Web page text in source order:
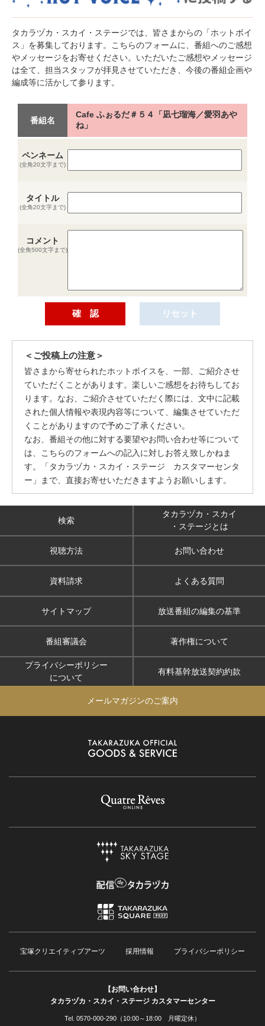
タカラヅカ・スカイ・ステージでは、皆さまからの「ホットボイ
ス」を募集しております。こちらのフォームに、番組へのご感想
やメッセージをお寄せください。いただいたご感想やメッセージ
は全て、担当スタッフが拝見させていただき、今後の番組企画や
編成等に活かして参ります。
番組名
Cafe ふぉるだ＃５４「凪七瑠海／愛羽あや
ね」
ペンネーム
(全角20文字まで)
タイトル
(全角20文字まで)
コメント
(全角500文字まで)
＜ご投稿上の注意＞
皆さまから寄せられたホットボイスを、一部、ご紹介させ
ていただくことがあります。楽しいご感想をお待ちしてお
ります。なお、ご紹介させていただく際には、文中に記載
された個人情報や表現内容等について、編集させていただ
くことがありますので予めご了承ください。
なお、番組その他に対する要望やお問い合わせ等について
は、こちらのフォームへの記入に対しお答え致しかねま
す。「タカラヅカ・スカイ・ステージ カスタマーセンタ
ー」まで、直接お寄せいただきますようお願いします。
検索
タカラヅカ・スカイ
・ステージとは
視聴方法 お問い合わせ
資料請求 よくある質問
サイトマップ 放送番組の編集の基準
番組審議会 著作権について
プライバシーポリシー
について
有料基幹放送契約約款
メールマガジンのご案内
宝塚クリエイティブアーツ 採用情報 プライバシーポリシー
【お問い合わせ】
タカラヅカ・スカイ・ステージ カスタマーセンター
Tel. 0570-000-290（10:00～18:00 月曜定休）